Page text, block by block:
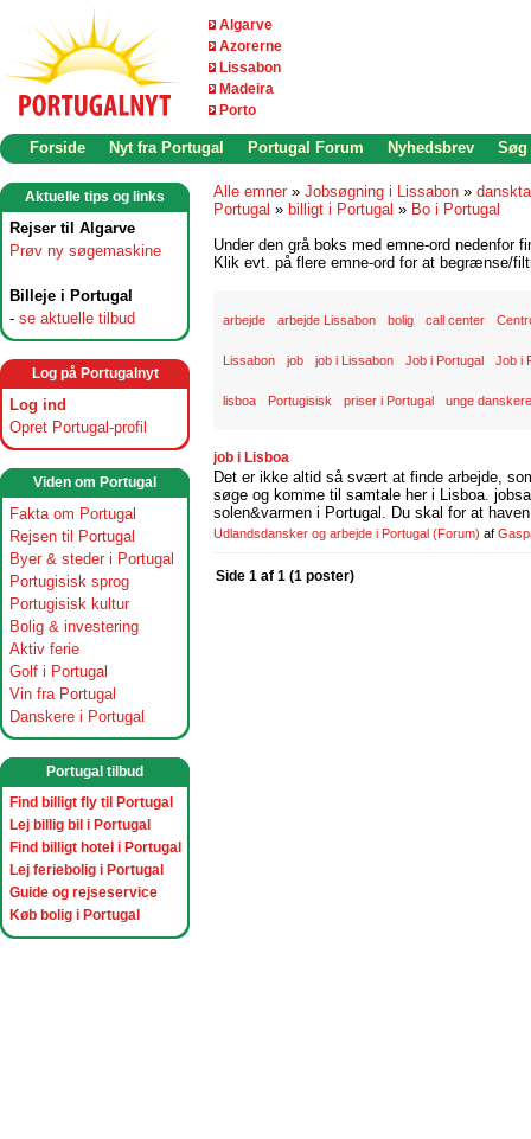
Algarve
Azorerne
Lissabon
Madeira
Porto
Forside Nyt fra Portugal Portugal Forum Nyhedsbrev Søg
Aktuelle tips og links
Rejser til Algarve
Prøv ny søgemaskine
Billeje i Portugal
- se aktuelle tilbud
Log på Portugalnyt
Log ind
Opret Portugal-profil
Viden om Portugal
Fakta om Portugal
Rejsen til Portugal
Byer & steder i Portugal
Portugisisk sprog
Portugisisk kultur
Bolig & investering
Aktiv ferie
Golf i Portugal
Vin fra Portugal
Danskere i Portugal
Portugal tilbud
Find billigt fly til Portugal
Lej billig bil i Portugal
Find billigt hotel i Portugal
Lej feriebolig i Portugal
Guide og rejseservice
Køb bolig i Portugal
Alle emner » Jobsøgning i Lissabon »
Portugal » billigt i Portugal » Bo i Portugal
Under den grå boks med emne-ord nedenfor
Klik evt. på flere emne-ord for at begrænse/
arbejde arbejde Lissabon bolig call center
Lissabon job job i Lissabon Job i Portugal Job i
lisboa Portugisisk priser i Portugal unge
job i Lisboa
Det er ikke altid så svært at finde arbejde,
søge og komme til samtale her i Lisboa.
solen&varmen i Portugal. Du skal for at
Udlandsdansker og arbejde i Portugal (Forum) af
Side 1 af 1 (1 poster)